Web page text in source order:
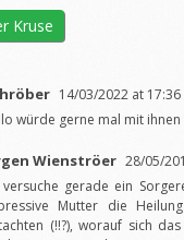
Kruse
14/03/2022 at 17:36
würde gerne mal mit
Wienströer 28/05/
versuche gerade ein
Mutter die
(!!?), worauf sich